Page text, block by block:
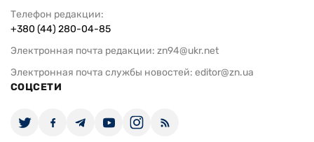
Телефон редакции:
+380 (44) 280-04-85
Электронная почта редакции: zn94@ukr.net
Электронная почта службы новостей: editor@zn.ua
СОЦСЕТИ